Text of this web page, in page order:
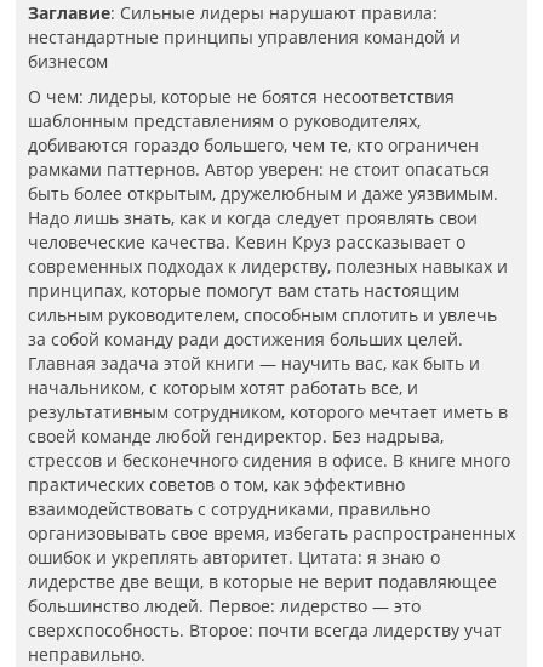
Заглавие: Сильные лидеры нарушают правила:
нестандартные принципы управления командой и
бизнесом
О чем: лидеры, которые не боятся несоответствия
шаблонным представлениям о руководителях,
добиваются гораздо большего, чем те, кто ограничен
рамками паттернов. Автор уверен: не стоит опасаться
быть более открытым, дружелюбным и даже уязвимым.
Надо лишь знать, как и когда следует проявлять свои
человеческие качества. Кевин Круз рассказывает о
современных подходах к лидерству, полезных навыках и
принципах, которые помогут вам стать настоящим
сильным руководителем, способным сплотить и увлечь
за собой команду ради достижения больших целей.
Главная задача этой книги — научить вас, как быть и
начальником, с которым хотят работать все, и
результативным сотрудником, которого мечтает иметь в
своей команде любой гендиректор. Без надрыва,
стрессов и бесконечного сидения в офисе. В книге много
практических советов о том, как эффективно
взаимодействовать с сотрудниками, правильно
организовывать свое время, избегать распространенных
ошибок и укреплять авторитет. Цитата: я знаю о
лидерстве две вещи, в которые не верит подавляющее
большинство людей. Первое: лидерство — это
сверхспособность. Второе: почти всегда лидерству учат
неправильно.